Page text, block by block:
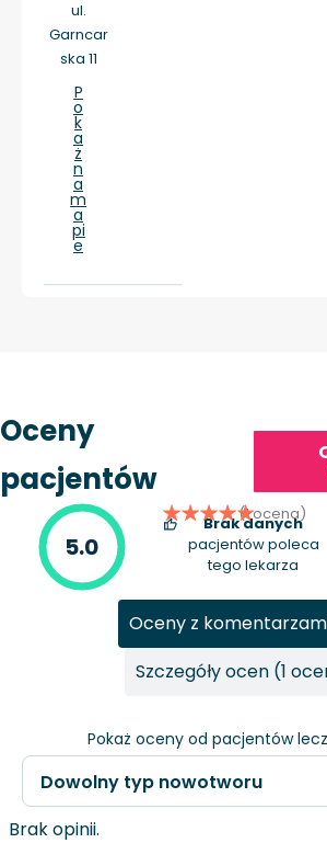
ul.
Garncar
ska 11
P
o
k
a
ż
n
a
m
a
pi
e
Oceny
pacjentów
5.0
(1 ocena)
Brak danych
pacjentów poleca
tego lekarza
Pokaż oceny od pacjentów
Oceny z
Szczegóły ocen (1
Brak opinii.